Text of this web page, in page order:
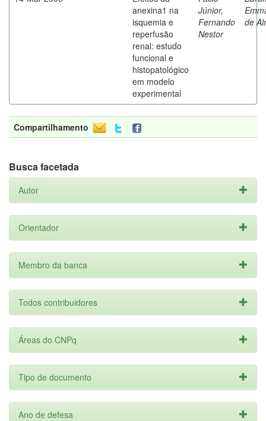
anexina1 na
isquemia e
reperfusão
renal: estudo
funcional e
histopatológico
em modelo
experimental
Júnior,
Fernando
Nestor
de
Compartilhamento
Busca facetada
Autor
Orientador
Membro da banca
Todos contribuidores
Áreas do CNPq
Tipo de documento
Ano de defesa